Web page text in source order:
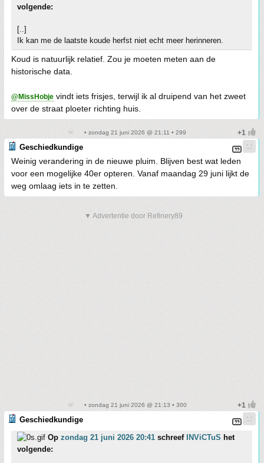
volgende:
[..]
Ik kan me de laatste koude herfst niet echt meer herinneren.
Koud is natuurlijk relatief. Zou je moeten meten aan de
historische data.
@MissHobje vindt iets frisjes, terwijl ik al druipend van het zweet
over de straat ploeter richting huis.
• zondag 21 juni 2026 @ 21:11 • 299
Geschiedkundige
Weinig verandering in de nieuwe pluim. Blijven best wat leden
voor een mogelijke 40er opteren. Vanaf maandag 29 juni lijkt de
weg omlaag iets in te zetten.
▼ Advertentie door Refinery89
• zondag 21 juni 2026 @ 21:13 • 300
Geschiedkundige
Op zondag 21 juni 2026 20:41 schreef INViCTuS het
volgende: